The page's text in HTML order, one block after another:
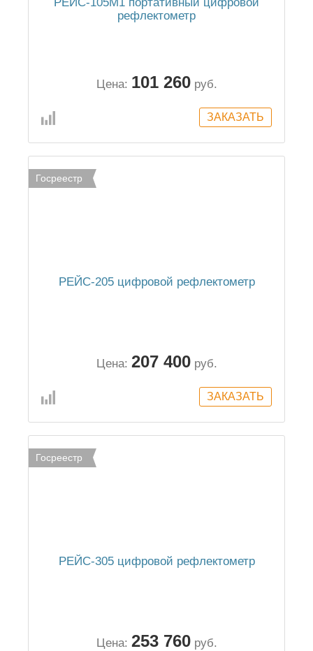
рефлектометр
Цена: 101 260 руб.
Госреестр
РЕЙС-205 цифровой рефлектометр
Цена: 207 400 руб.
Госреестр
РЕЙС-305 цифровой рефлектометр
Цена: 253 760 руб.